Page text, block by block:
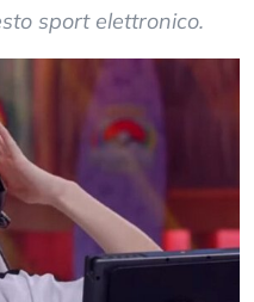
sport elettronico.